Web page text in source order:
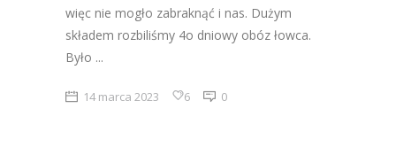
więc nie mogło zabraknąć i nas. Dużym
składem rozbiliśmy 4o dniowy obóz łowca.
Było
14 marca 2023 6 0